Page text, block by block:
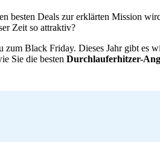
besten Deals zur erklärten Mission
Zeit so attraktiv?
Black Friday. Dieses Jahr gibt es
Sie die besten Durchlauferhitzer-